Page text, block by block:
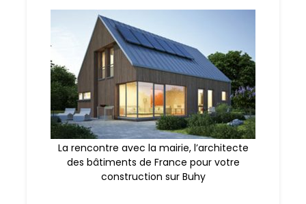
La rencontre avec la mairie, l’architecte
des bâtiments de France pour votre
construction sur Buhy